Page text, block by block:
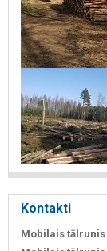
Kontakti
Mobilais tālrunis